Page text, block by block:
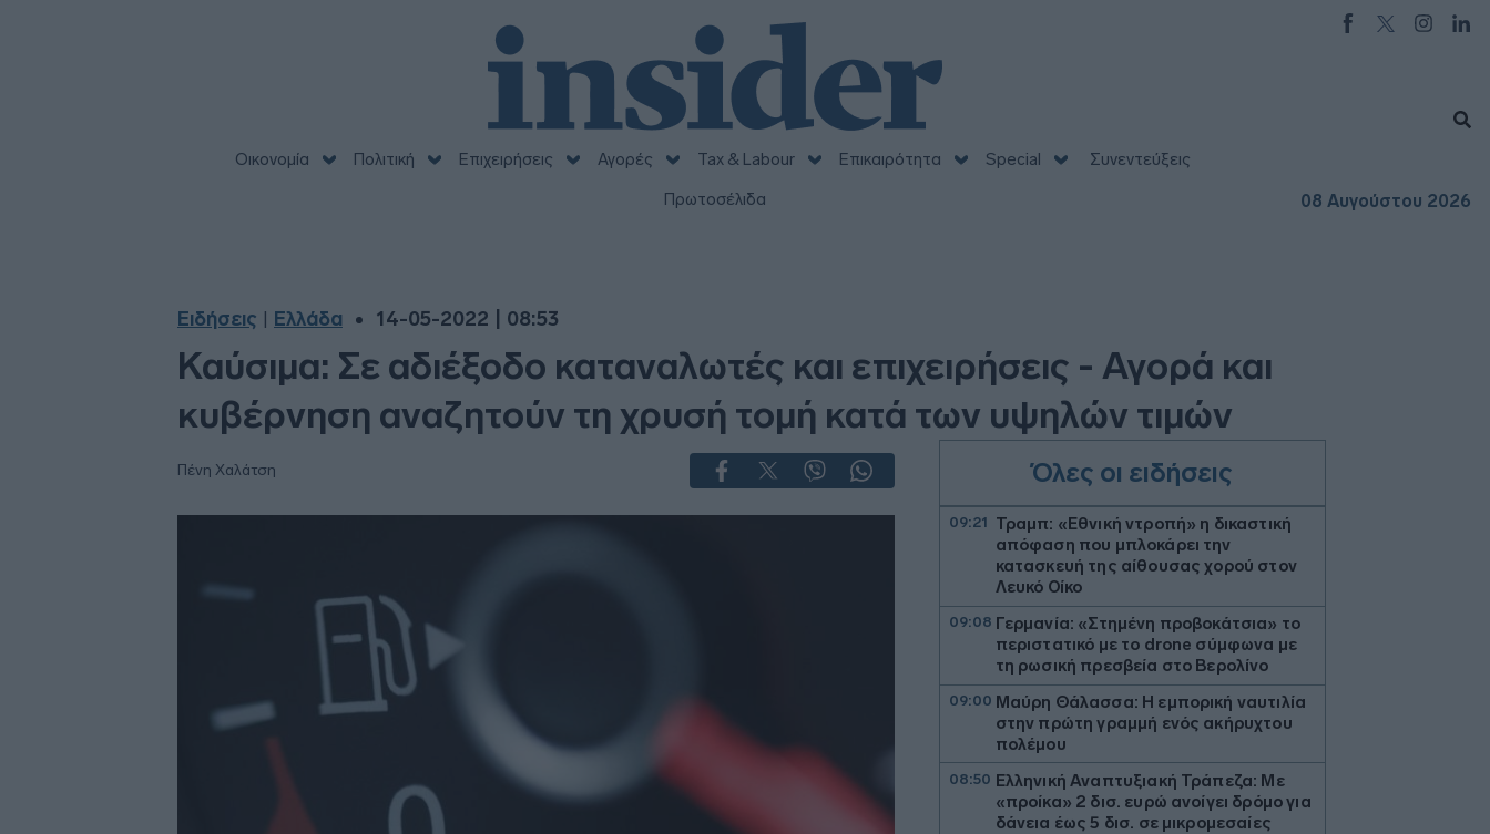
Οικονομία Πολιτική Επιχειρήσεις Αγορές Tax & Labour Επικαιρότητα Special
Συνεντεύξεις
Πρωτοσέλιδα
08 Αυγούστου 2026
Ειδήσεις Ελλάδα 14-05-2022 | 08:53
Καύσιμα: Σε αδιέξοδο καταναλωτές και επιχειρήσεις - Αγορά και
κυβέρνηση αναζητούν τη χρυσή τομή κατά των υψηλών τιμών
Πένη Χαλάτση Όλες οι ειδήσεις
09:21 Τραμπ: «Εθνική ντροπή» η δικαστική
απόφαση που μπλοκάρει την
κατασκευή της αίθουσας χορού στον
Λευκό Οίκο
09:08 Γερμανία: «Στημένη προβοκάτσια» το
περιστατικό με το drone σύμφωνα με
τη ρωσική πρεσβεία στο Βερολίνο
09:00 Μαύρη Θάλασσα: Η εμπορική ναυτιλία
στην πρώτη γραμμή ενός ακήρυχτου
πολέμου
08:50 Ελληνική Αναπτυξιακή Τράπεζα: Με
«προίκα» 2 δισ. ευρώ ανοίγει δρόμο για
δάνεια έως 5 δισ. σε μικρομεσαίες